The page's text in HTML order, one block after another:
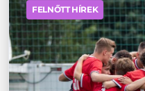
FELNŐTT HÍREK